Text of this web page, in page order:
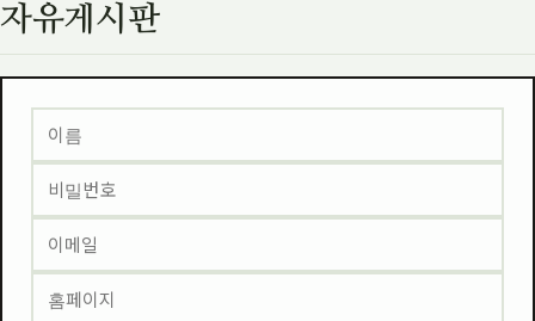
자유게시판